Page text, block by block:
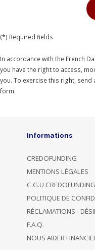
(*) Required fields
In accordance with the French
you have the right to access,
you. To exercise this right,
form.
Informations
CREDOFUNDING
MENTIONS LÉGALES
C.G.U CREDOFUNDING
POLITIQUE DE
RÉCLAMATIONS -
F.A.Q.
NOUS AIDER